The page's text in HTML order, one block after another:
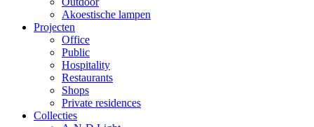
Akoestische lampen
Projecten
Office
Public
Hospitality
Restaurants
Shops
Private residences
Collecties